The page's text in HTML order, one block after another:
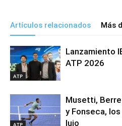
Artículos relacionados Más
ATP
Lanzamiento
ATP 2026
ATP
Musetti,
y Fonseca,
lujo